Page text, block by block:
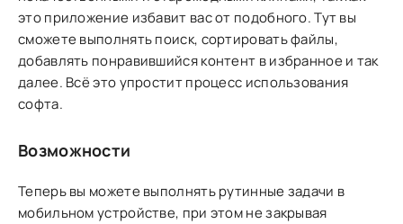
это приложение избавит вас от подобного. Тут вы
сможете выполнять поиск, сортировать файлы,
добавлять понравившийся контент в избранное и так
далее. Всё это упростит процесс использования
софта.
Возможности
Теперь вы можете выполнять рутинные задачи в
мобильном устройстве, при этом не закрывая